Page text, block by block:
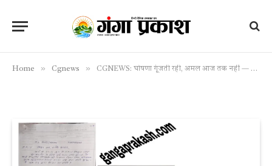
Home » Cgnews » CGNEWS: घोषणा गूंजती रही, अमल आज तक नहीं — 12 वर्षों से छुरा नगर के रहवासी इंतजार में